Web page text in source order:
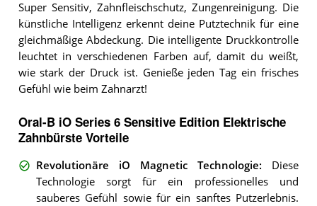
Super Sensitiv, Zahnfleischschutz, Zungenreinigung. Die
künstliche Intelligenz erkennt deine Putztechnik für eine
gleichmäßige Abdeckung. Die intelligente Druckkontrolle
leuchtet in verschiedenen Farben auf, damit du weißt,
wie stark der Druck ist. Genieße jeden Tag ein frisches
Gefühl wie beim Zahnarzt!
Oral-B iO Series 6 Sensitive Edition Elektrische
Zahnbürste Vorteile
Revolutionäre iO Magnetic Technologie: Diese
Technologie sorgt für ein professionelles und
sauberes Gefühl sowie für ein sanftes Putzerlebnis.